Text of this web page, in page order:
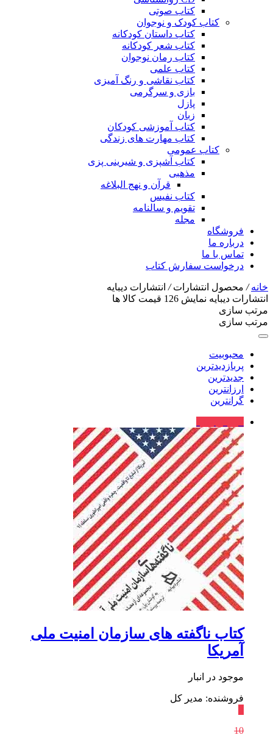
کتاب صوتی
کتاب کودک و نوجوان
کتاب داستان کودکانه
کتاب شعر کودکانه
کتاب رمان نوجوان
کتاب علمی
کتاب نقاشی و رنگ آمیزی
بازی و سرگرمی
پازل
زبان
کتاب آموزشی کودکان
کتاب مهارت های زندگی
کتاب عمومی
کتاب آشپزی و شیرینی پزی
مذهبی
قرآن و نهج البلاغه
کتاب نفیس
تقویم و سالنامه
مجله
فروشگاه
درباره ما
تماس با ما
درخواست سفارش کتاب
خانه/ محصول انتشارات/ انتشارات دیبایه
انتشارات دیبایه نمایش 126 قیمت کالا ها
مرتب سازی
مرتب سازی
محبوبیت
پربازدیدترین
جدیدترین
ارزانترین
گرانترین
کتاب ناگفته های سازمان امنیت ملی
آمریکا
موجود در انبار
فروشنده: مدیر کل
10